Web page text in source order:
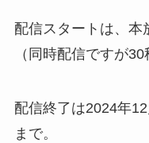
配信スタートは、本
（同時配信ですが30
配信終了は2024年
まで。